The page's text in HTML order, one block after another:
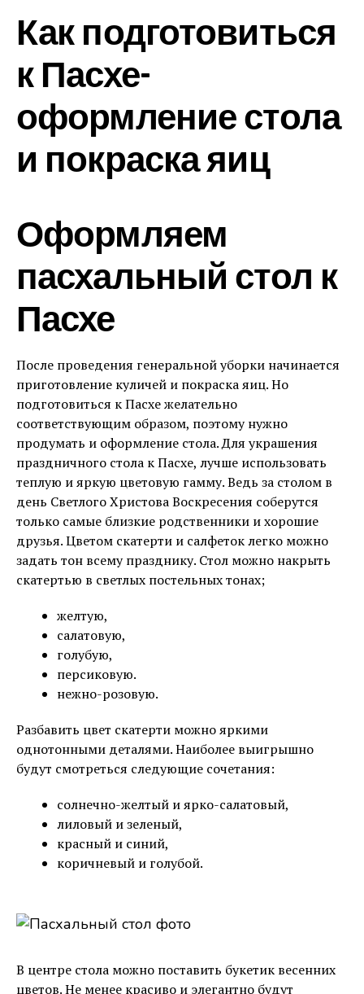
Как подготовиться
к Пасхе-
оформление стола
и покраска яиц
Оформляем
пасхальный стол к
Пасхе
После проведения генеральной уборки начинается
приготовление куличей и покраска яиц. Но
подготовиться к Пасхе желательно
соответствующим образом, поэтому нужно
продумать и оформление стола. Для украшения
праздничного стола к Пасхе, лучше использовать
теплую и яркую цветовую гамму. Ведь за столом в
день Светлого Христова Воскресения соберутся
только самые близкие родственники и хорошие
друзья. Цветом скатерти и салфеток легко можно
задать тон всему празднику. Стол можно накрыть
скатертью в светлых постельных тонах;
желтую,
салатовую,
голубую,
персиковую.
нежно-розовую.
Разбавить цвет скатерти можно яркими
однотонными деталями. Наиболее выигрышно
будут смотреться следующие сочетания:
солнечно-желтый и ярко-салатовый,
лиловый и зеленый,
красный и синий,
коричневый и голубой.
В центре стола можно поставить букетик весенних
цветов. Не менее красиво и элегантно будут